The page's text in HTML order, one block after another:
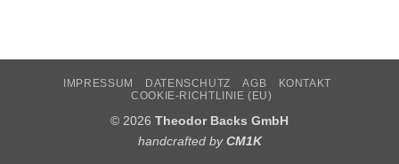
IMPRESSUM DATENSCHUTZ AGB
KONTAKT
COOKIE-RICHTLINIE (EU)
© 2026 Theodor Backs GmbH
handcrafted byCM1K